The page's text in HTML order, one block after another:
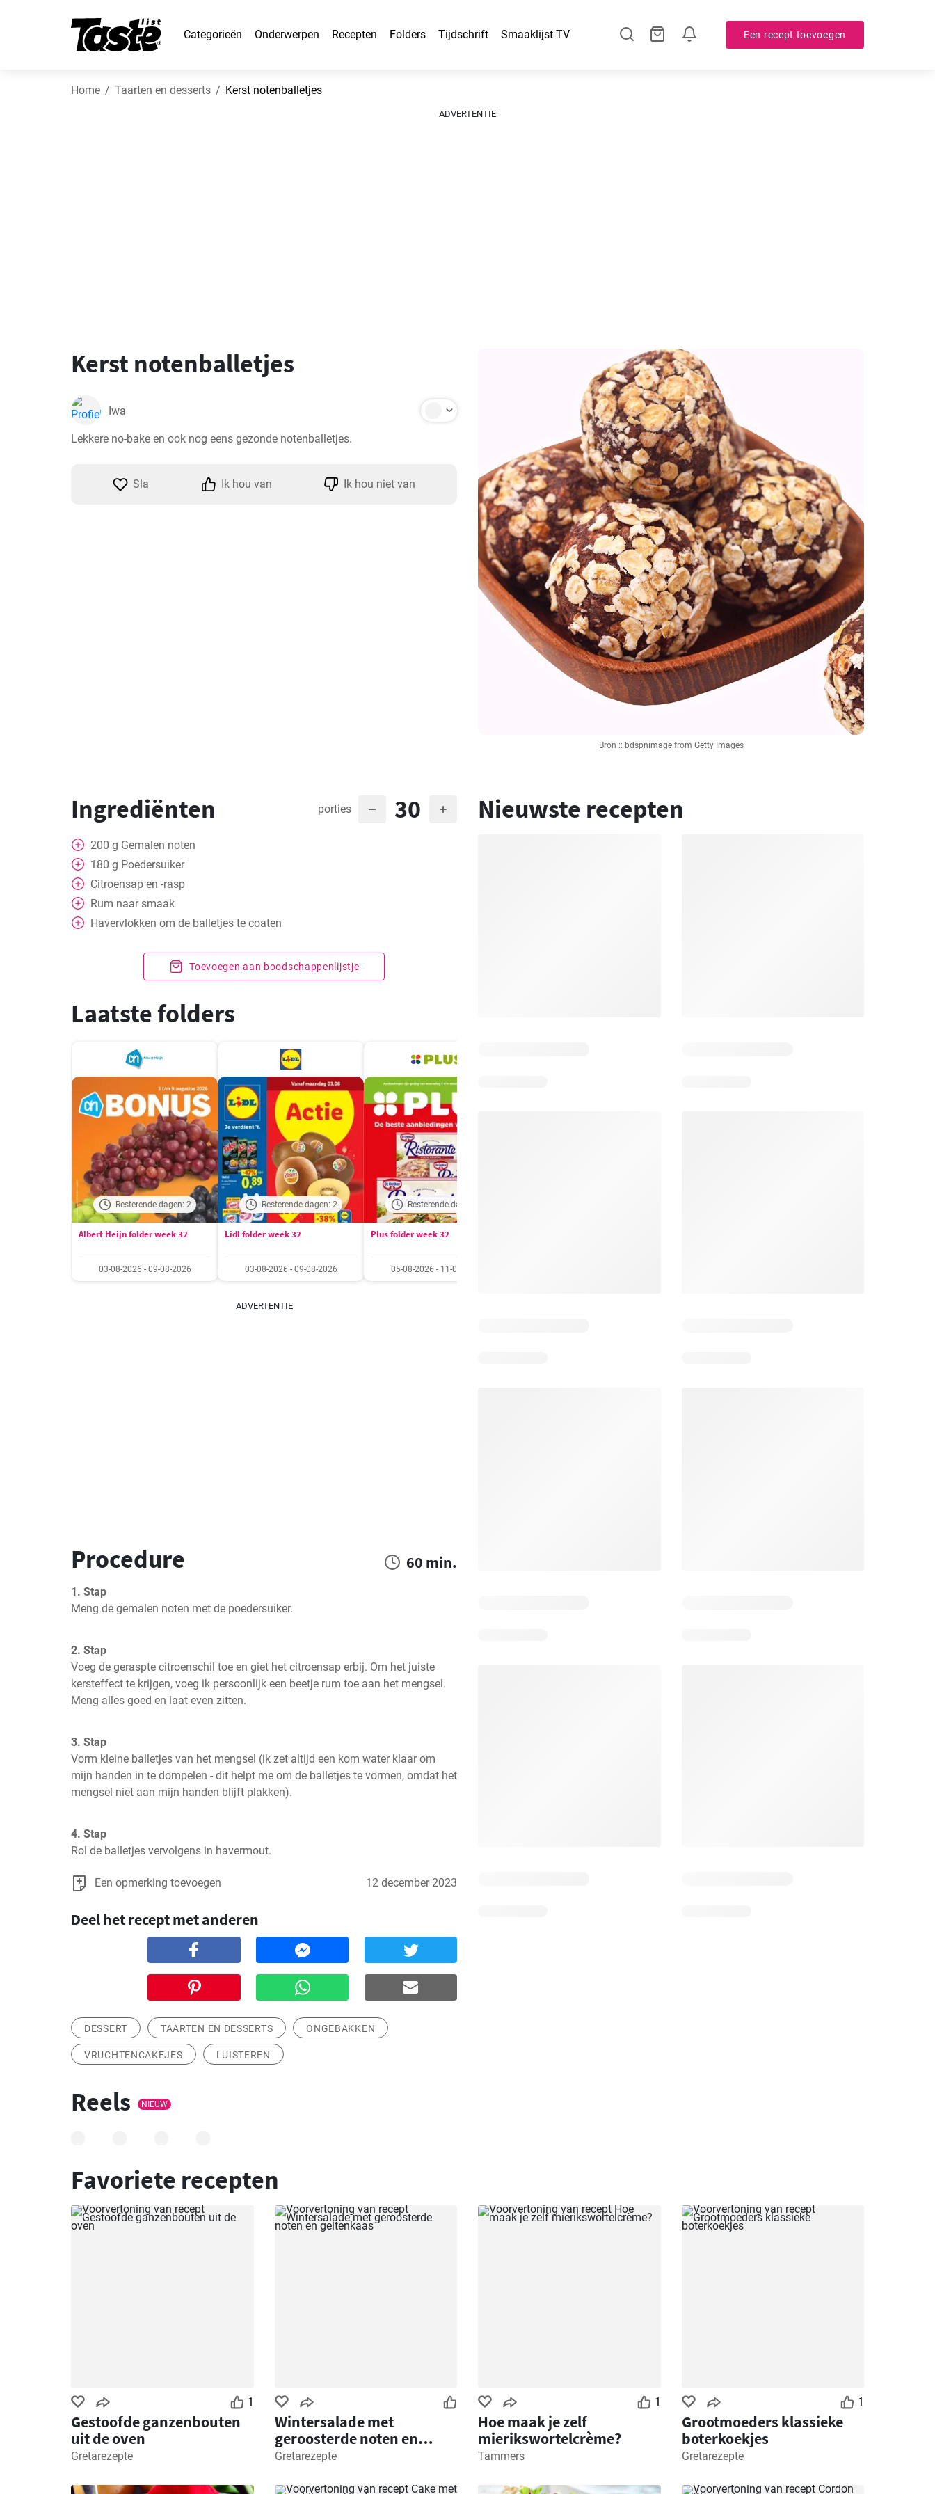
Categorieën Onderwerpen Recepten Folders Tijdschrift Smaaklijst TV Een recept toevoegen
Home Taarten en desserts Kerst notenballetjes
ADVERTENTIE
Bron :: bdspnimage from Getty Images
Kerst notenballetjes
Iwa
Lekkere no-bake en ook nog eens gezonde notenballetjes.
Sla Ik hou van Ik hou niet van
Ingrediënten porties 30
200 g Gemalen noten
180 g Poedersuiker
Citroensap en -rasp
Rum naar smaak
Havervlokken om de balletjes te coaten
Toevoegen aan boodschappenlijstje
Laatste folders
Resterende dagen: 2
Albert Heijn folder week 32
03-08-2026 - 09-08-2026
Resterende dagen: 2
Lidl folder week 32
03-08-2026 - 09-08-2026
Resterende dagen: 4
Plus folder week 32
05-08-2026 - 11-08-2026
ADVERTENTIE
Procedure 60 min.
1. Stap
Meng de gemalen noten met de poedersuiker.
2. Stap
Voeg de geraspte citroenschil toe en giet het citroensap erbij. Om het juiste
kersteffect te krijgen, voeg ik persoonlijk een beetje rum toe aan het mengsel.
Meng alles goed en laat even zitten.
3. Stap
Vorm kleine balletjes van het mengsel (ik zet altijd een kom water klaar om
mijn handen in te dompelen - dit helpt me om de balletjes te vormen, omdat het
mengsel niet aan mijn handen blijft plakken).
4. Stap
Rol de balletjes vervolgens in havermout.
Een opmerking toevoegen 12 december 2023
Deel het recept met anderen
DESSERT TAARTEN EN DESSERTS ONGEBAKKEN
VRUCHTENCAKEJES LUISTEREN
Nieuwste recepten
Reels NIEUW
Favoriete recepten
1
Gestoofde ganzenbouten
uit de oven
Gretarezepte
Wintersalade met
geroosterde noten en
geitenkaas
Gretarezepte
1
Hoe maak je zelf
mierikswortelcrème?
Tammers
1
Grootmoeders klassieke
boterkoekjes
Gretarezepte